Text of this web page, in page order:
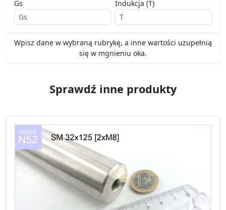
Gs
Indukcja (T)
Wpisz dane w wybraną rubrykę, a inne wartości uzupełnią
się w mgnieniu oka.
Sprawdź inne produkty